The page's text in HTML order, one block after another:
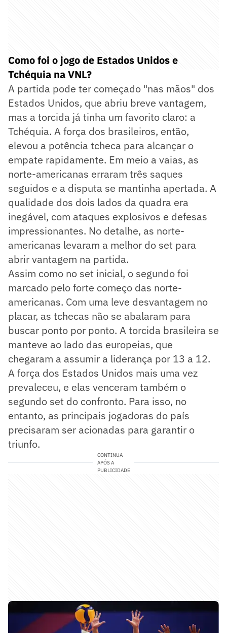
Como foi o jogo de Estados Unidos e
Tchéquia na VNL?
A partida pode ter começado "nas mãos" dos
Estados Unidos, que abriu breve vantagem,
mas a torcida já tinha um favorito claro: a
Tchéquia. A força dos brasileiros, então,
elevou a potência tcheca para alcançar o
empate rapidamente. Em meio a vaias, as
norte-americanas erraram três saques
seguidos e a disputa se mantinha apertada. A
qualidade dos dois lados da quadra era
inegável, com ataques explosivos e defesas
impressionantes. No detalhe, as norte-
americanas levaram a melhor do set para
abrir vantagem na partida.
Assim como no set inicial, o segundo foi
marcado pelo forte começo das norte-
americanas. Com uma leve desvantagem no
placar, as tchecas não se abalaram para
buscar ponto por ponto. A torcida brasileira se
manteve ao lado das europeias, que
chegaram a assumir a liderança por 13 a 12.
A força dos Estados Unidos mais uma vez
prevaleceu, e elas venceram também o
segundo set do confronto. Para isso, no
entanto, as principais jogadoras do país
precisaram ser acionadas para garantir o
triunfo.
CONTINUA
APÓS A
PUBLICIDADE